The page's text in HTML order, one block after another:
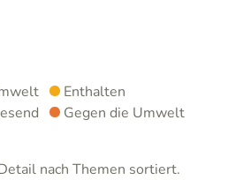
Enthalten
Gegen die Umwelt
nach Themen sortiert.